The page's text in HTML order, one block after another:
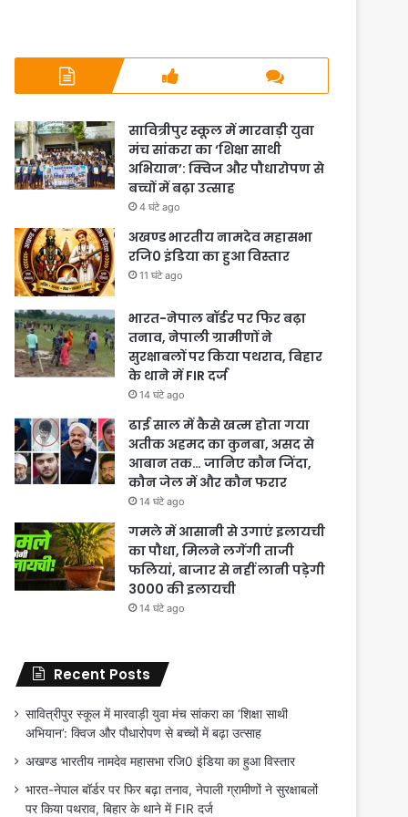
सावित्रीपुर स्कूल में मारवाड़ी युवा
मंच सांकरा का ‘शिक्षा साथी
अभियान’: क्विज और पौधारोपण से
बच्चों में बढ़ा उत्साह
4 घंटे ago
अखण्ड भारतीय नामदेव महासभा
रजि0 इंडिया का हुआ विस्तार
11 घंटे ago
भारत-नेपाल बॉर्डर पर फिर बढ़ा
तनाव, नेपाली ग्रामीणों ने
सुरक्षाबलों पर किया पथराव, बिहार
के थाने में FIR दर्ज
14 घंटे ago
ढाई साल में कैसे खत्म होता गया
अतीक अहमद का कुनबा, असद से
आबान तक… जानिए कौन जिंदा,
कौन जेल में और कौन फरार
14 घंटे ago
गमले में आसानी से उगाएं इलायची
का पौधा, मिलने लगेंगी ताजी
फलियां, बाजार से नहीं लानी पड़ेगी
3000 की इलायची
14 घंटे ago
Recent Posts
सावित्रीपुर स्कूल में मारवाड़ी युवा मंच सांकरा का ‘शिक्षा साथी
अभियान’: क्विज और पौधारोपण से बच्चों में बढ़ा उत्साह
अखण्ड भारतीय नामदेव महासभा रजि0 इंडिया का हुआ विस्तार
भारत-नेपाल बॉर्डर पर फिर बढ़ा तनाव, नेपाली ग्रामीणों ने सुरक्षाबलों
पर किया पथराव, बिहार के थाने में FIR दर्ज